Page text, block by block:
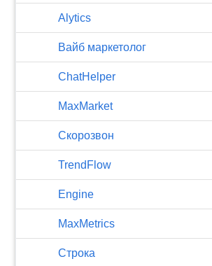
Alytics
Вайб маркетолог
ChatHelper
MaxMarket
Скорозвон
TrendFlow
Engine
MaxMetrics
Строка